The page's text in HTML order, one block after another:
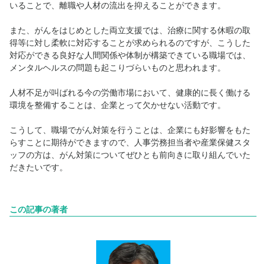
いることで、離職や人材の流出を抑えることができます。
また、がんをはじめとした両立支援では、治療に関する休暇の取
得等に対し柔軟に対応することが求められるのですが、こうした
対応ができる良好な人間関係や体制が構築できている職場では、
メンタルヘルスの問題も起こりづらいものと思われます。
人材不足が叫ばれる今の労働市場において、健康的に長く働ける
環境を整備することは、企業とって欠かせない活動です。
こうして、職場でがん対策を行うことは、企業にも好影響をもた
らすことに期待ができますので、人事労務担当者や産業保健スタ
ッフの方は、がん対策についてぜひとも前向きに取り組んでいた
だきたいです。
この記事の著者